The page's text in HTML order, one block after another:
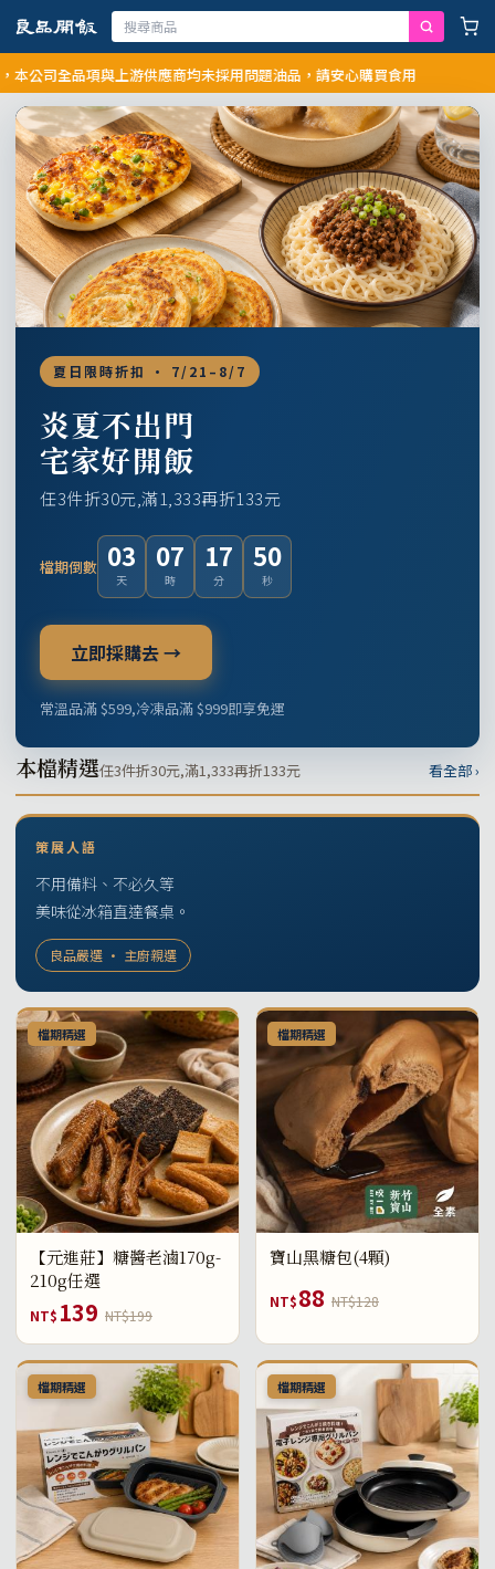
全品項與上游供應商均未採用問題油品，請安心購買食用
夏日限時折扣 · 7/21–8/7
炎夏不出門
宅家好開飯
任3件折30元,滿1,333再折133元
檔期倒數 03
天
07
時
17
分
49
秒
立即採購去 →
常溫品滿 $599,冷凍品滿 $999即享免運
本檔精選任3件折30元,滿1,333再折133元 看全部 ›
策展人語
不用備料、不必久等
美味從冰箱直達餐桌。
良品嚴選 · 主廚親選
檔期精選
【元進莊】糖醬老滷170g-
210g任選
NT$ 139 NT$199
檔期精選
寶山黑糖包(4顆)
NT$88 NT$128
檔期精選 檔期精選